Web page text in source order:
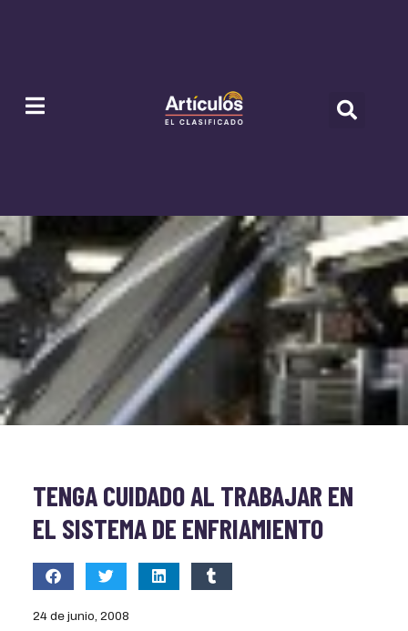
TENGA CUIDADO AL TRABAJAR EN
EL SISTEMA DE ENFRIAMIENTO
24 de junio, 2008